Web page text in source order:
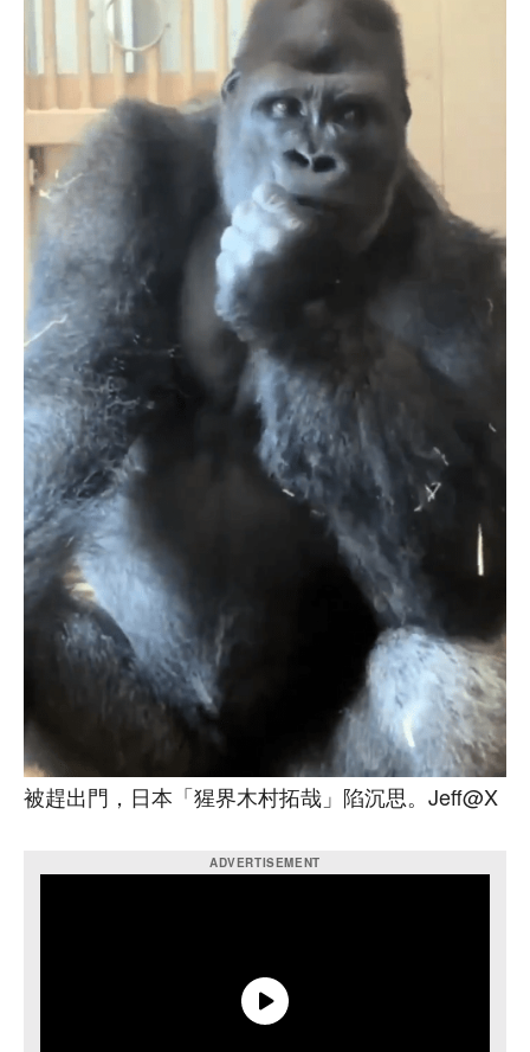
被趕出門，日本「猩界木村拓哉」陷沉思。Jeff@X